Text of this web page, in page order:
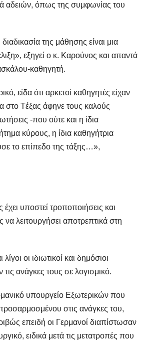
αδειών, όπως της συμφωνίας του
της μάθησης είναι μια
εξηγεί ο κ. Καρούνος και απαντά
καθηγητή.
είδα ότι αρκετοί καθηγητές είχαν
στο Tέξας άφηνε τους καλούς
-που ούτε και η ίδια
κύρους, η ίδια καθηγήτρια
το επίπεδο της τάξης…»,
υποστεί τροποποιήσεις και
λειτουργήσει αποτρεπτικά στη
οι ιδιωτικοί και δημόσιοι
ανάγκες τους σε λογισμικό.
υπουργείο Εξωτερικών που
στις ανάγκες του,
επειδή οι Γερμανοί διαπίστωσαν
ειδικά μετά τις μετατροπές που